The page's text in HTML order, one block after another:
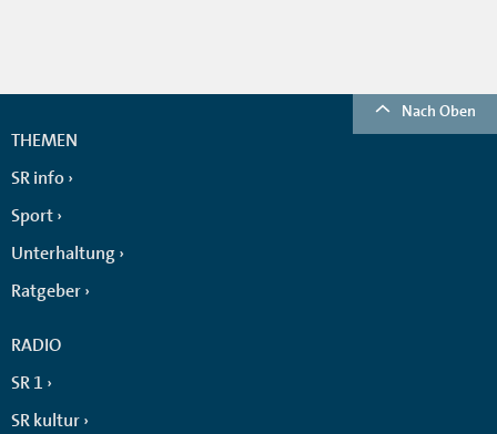
Nach Oben
THEMEN
SR info
Sport
Unterhaltung
Ratgeber
RADIO
SR 1
SR kultur